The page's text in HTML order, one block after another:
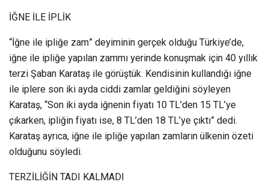
İĞNE İLE İPLİK
“İğne ile ipliğe zam” deyiminin gerçek olduğu Türkiye’de,
iğne ile ipliğe yapılan zammı yerinde konuşmak için 40 yıllık
terzi Şaban Karataş ile görüştük. Kendisinin kullandığı iğne
ile iplere son iki ayda ciddi zamlar geldiğini söyleyen
Karataş, “Son iki ayda iğnenin fiyatı 10 TL’den 15 TL’ye
çıkarken, ipliğin fiyatı ise, 8 TL’den 18 TL’ye çıktı” dedi.
Karataş ayrıca, iğne ile ipliğe yapılan zamların ülkenin özeti
olduğunu söyledi.
TERZİLİĞİN TADI KALMADI